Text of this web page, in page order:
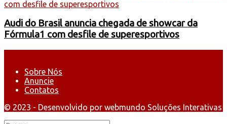
Audi do Brasil anuncia chegada de showcar da
Fórmula1 com desfile de superesportivos
Sobre Nós
Anuncie
Contatos
© 2023 - Desenvolvido por webmundo Soluções Interativas